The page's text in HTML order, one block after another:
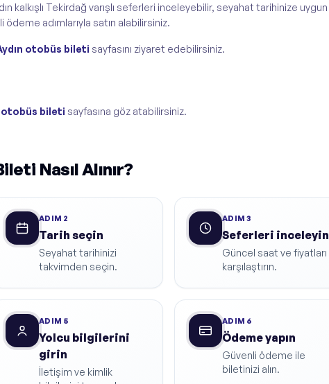
kalkışlı Tekirdağ varışlı seferleri inceleyebilir, seyahat tarihinize uygun
adımlarıyla satın alabilirsiniz.
otobüs bileti sayfasını ziyaret edebilirsiniz.
otobüs bileti sayfasına göz atabilirsiniz.
Nasıl Alınır?
ADIM 2
Tarih seçin
Seyahat tarihinizi
takvimden seçin.
ADIM3
Seferleri inceleyin
Güncel saat ve fiyatları
karşılaştırın.
ADIM 5
Yolcu bilgilerini
girin
İletişim ve kimlik
ADIM 6
Ödeme yapın
Güvenli ödeme ile
biletinizi alın.